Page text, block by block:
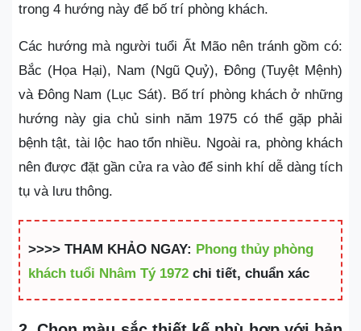
trong 4 hướng này để bố trí phòng khách.
Các hướng mà người tuổi Ất Mão nên tránh gồm có:
Bắc (Họa Hại), Nam (Ngũ Quỷ), Đông (Tuyệt Mệnh)
và Đông Nam (Lục Sát). Bố trí phòng khách ở những
hướng này gia chủ sinh năm 1975 có thể gặp phải
bệnh tật, tài lộc hao tổn nhiều. Ngoài ra, phòng khách
nên được đặt gần cửa ra vào để sinh khí dễ dàng tích
tụ và lưu thông.
>>>> THAM KHẢO NGAY: Phong thủy phòng
khách tuổi Nhâm Tý 1972 chi tiết, chuẩn xác